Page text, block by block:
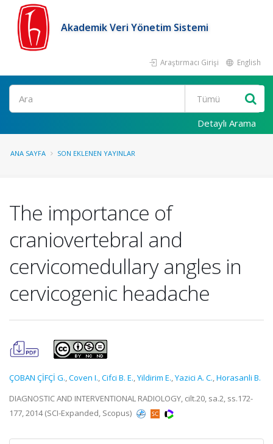
Akademik Veri Yönetim Sistemi
Araştırmacı Girişi English
Ara
Detaylı Arama
ANA SAYFA SON EKLENEN YAYINLAR
The importance of
craniovertebral and
cervicomedullary angles in
cervicogenic headache
ÇOBAN ÇİFÇİ G.,Coven I.,Cifci B. E.,Yildirim E.,Yazici A. C.,Horasanli B.
DIAGNOSTIC AND INTERVENTIONAL RADIOLOGY, cilt.20, sa.2, ss.172-
177, 2014 (SCI-Expanded, Scopus)